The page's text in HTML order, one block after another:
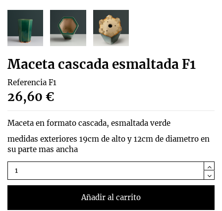
Maceta cascada esmaltada F1
Referencia F1
26,60 €
Maceta en formato cascada, esmaltada verde
medidas exteriores 19cm de alto y 12cm de diametro en
su parte mas ancha
Añadir al carrito